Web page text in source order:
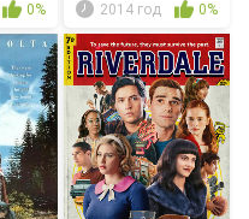
0% 2014 год 0%